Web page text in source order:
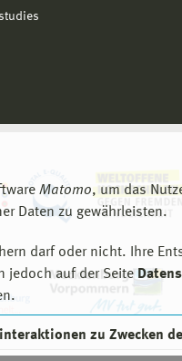
Matomo, um das
Daten zu gewährleisten.
darf oder nicht. Ihre
jedoch auf der Seite
zu Zwecken